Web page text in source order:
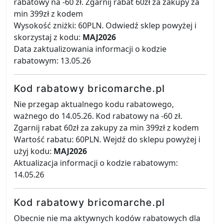
min 399zł z kodem
Wysokość zniżki: 60PLN. Odwiedź sklep powyżej i
skorzystaj z kodu: MAJ2026
Data zaktualizowania informacji o kodzie
rabatowym: 13.05.26
Kod rabatowy bricomarche.pl
Nie przegap aktualnego kodu rabatowego,
ważnego do 14.05.26. Kod rabatowy na -60 zł.
Zgarnij rabat 60zł za zakupy za min 399zł z kodem
Wartość rabatu: 60PLN. Wejdź do sklepu powyżej i
użyj kodu: MAJ2026
Aktualizacja informacji o kodzie rabatowym:
14.05.26
Kod rabatowy bricomarche.pl
Obecnie nie ma aktywnych kodów rabatowych dla